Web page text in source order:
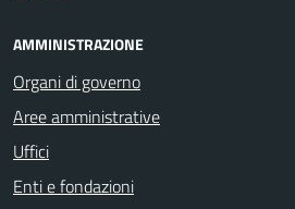
AMMINISTRAZIONE
Organi di governo
Aree amministrative
Uffici
Enti e fondazioni